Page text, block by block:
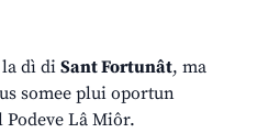
dì di Sant Fortunât, ma
somee plui oportun
Lâ Miôr.